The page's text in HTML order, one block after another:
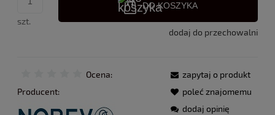
szt.
DO KOSZYKA
dodaj do przechowalni
Ocena:
Producent:
zapytaj o produkt
poleć znajomemu
dodaj opinię